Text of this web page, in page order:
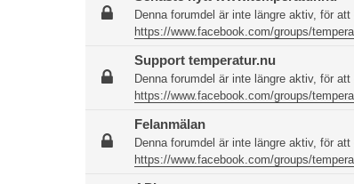
Denna forumdel är inte längre aktiv, för
https://www.facebook.com/groups/
Support temperatur.nu
Denna forumdel är inte längre aktiv, för
https://www.facebook.com/groups/
Felanmälan
Denna forumdel är inte längre aktiv, för
https://www.facebook.com/groups/